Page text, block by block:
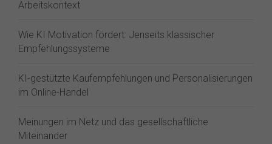
Arbeitskontext
Wie KI Motivation fördert: Jenseits klassischer
Empfehlungssysteme
KI-gestützte Kaufempfehlungen und Personalisierungen
im Online-Handel
Meinungen im Netz und das gesellschaftliche
Miteinander